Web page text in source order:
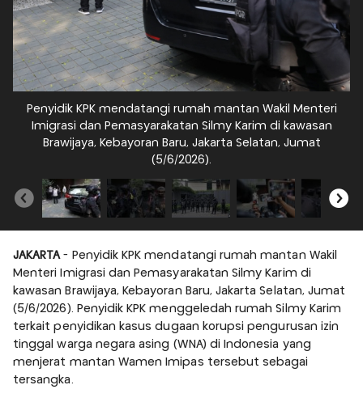
Penyidik KPK mendatangi rumah mantan Wakil Menteri
Imigrasi dan Pemasyarakatan Silmy Karim di kawasan
Brawijaya, Kebayoran Baru, Jakarta Selatan, Jumat
(5/6/2026).
JAKARTA - Penyidik KPK mendatangi rumah mantan Wakil
Menteri Imigrasi dan Pemasyarakatan Silmy Karim di
kawasan Brawijaya, Kebayoran Baru, Jakarta Selatan, Jumat
(5/6/2026). Penyidik KPK menggeledah rumah Silmy Karim
terkait penyidikan kasus dugaan korupsi pengurusan izin
tinggal warga negara asing (WNA) di Indonesia yang
menjerat mantan Wamen Imipas tersebut sebagai
tersangka.